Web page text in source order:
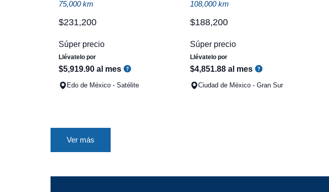
75,000 km
$231,200
Súper precio
Llévatelo por
$5,919.90 al mes
Edo de México - Satélite
108,000 km
$188,200
Súper precio
Llévatelo por
$4,851.88 al mes
Ciudad de México - Gran Sur
Ver más